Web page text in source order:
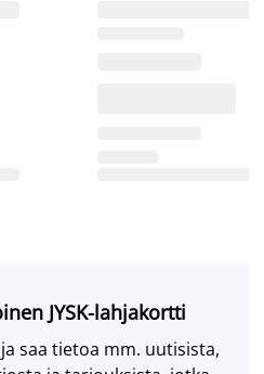
JYSK-lahjakortti
saa tietoa mm. uutisista,